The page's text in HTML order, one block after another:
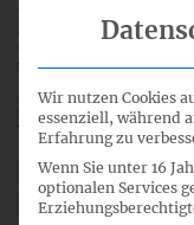
zur
berichtete), um
vorgeschlagenen
Zustimmung finden
berichtete):
eineListe
eineListe
Wir nutzen Cookies
essenziell, während
Erfahrung zu
Wenn Sie unter 16
optionalen Services